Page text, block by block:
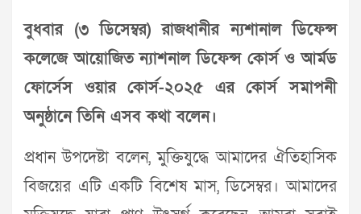
বুধবার (৩ ডিসেম্বর) রাজধানীর ন‍্যশানাল ডিফেন্স
কলেজে আয়োজিত ন্যাশনাল ডিফেন্স কোর্স ও আর্মড
ফোর্সেস ওয়ার কোর্স-২০২৫ এর কোর্স সমাপনী
অনুষ্ঠানে তিনি এসব কথা বলেন।
প্রধান উপদেষ্টা বলেন, মুক্তিযুদ্ধে আমাদের ঐতিহাসিক
বিজয়ের এটি একটি বিশেষ মাস, ডিসেম্বর। আমাদের